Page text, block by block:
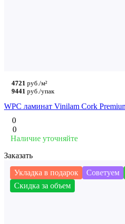
4721 руб./м²
9441 руб./упак
WPC ламинат Vinilam Cork
0
0
Наличие уточняйте
Заказать
Укладка в подарок
Советуем
Скидка за объем